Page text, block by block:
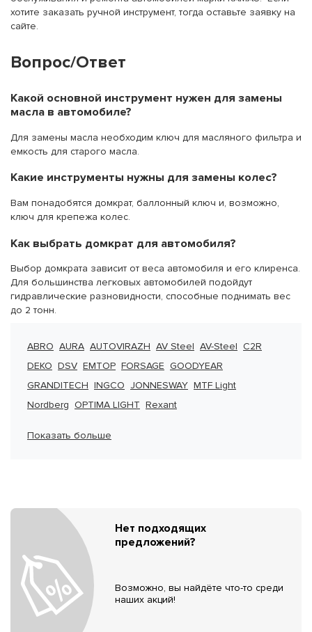
хотите заказать ручной инструмент, тогда оставьте заявку на
сайте.
Вопрос/Ответ
Какой основной инструмент нужен для замены
масла в автомобиле?
Для замены масла необходим ключ для масляного фильтра и
емкость для старого масла.
Какие инструменты нужны для замены колес?
Вам понадобятся домкрат, баллонный ключ и, возможно,
ключ для крепежа колес.
Как выбрать домкрат для автомобиля?
Выбор домкрата зависит от веса автомобиля и его клиренса.
Для большинства легковых автомобилей подойдут
гидравлические разновидности, способные поднимать вес
до 2 тонн.
ABRO AURA AUTOVIRAZH AV Steel AV-Steel C2R
DEKO DSV EMTOP FORSAGE GOODYEAR
GRANDITECH INGCO JONNESWAY MTF Light
Nordberg OPTIMA LIGHT Rexant
Показать больше
Нет подходящих
предложений?
Возможно, вы найдёте что-то среди
наших акций!